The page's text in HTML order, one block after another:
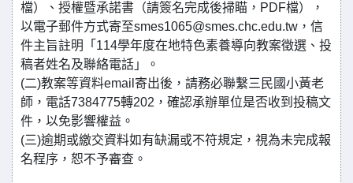
檔）、授權暨承諾書（請簽名完成後掃瞄，PDF檔），
以電子郵件方式寄至smes1065@smes.chc.edu.tw，信
件主旨註明「114學年度在地特色素養導向教案徵選、投
稿者姓名及聯絡電話」。
(二)教案等資料email寄出後，請務必聯繫三民國小黃老
師，電話7384775轉202，確認承辦單位是否收到投稿文
件，以免影響權益。
(三)逾期或繳交資料如有缺漏或不符規定，視為未完成報
名程序，恕不予審查。